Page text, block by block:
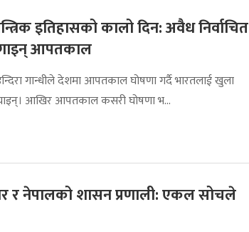
इतिहासको कालो दिन: अवैध निर्वाचित
आपतकाल
गान्धीले देशमा आपतकाल घोषणा गर्दै भारतलाई खुला
आखिर आपतकाल कसरी घोषणा भ...
र नेपालको शासन प्रणाली: एकल सोचले